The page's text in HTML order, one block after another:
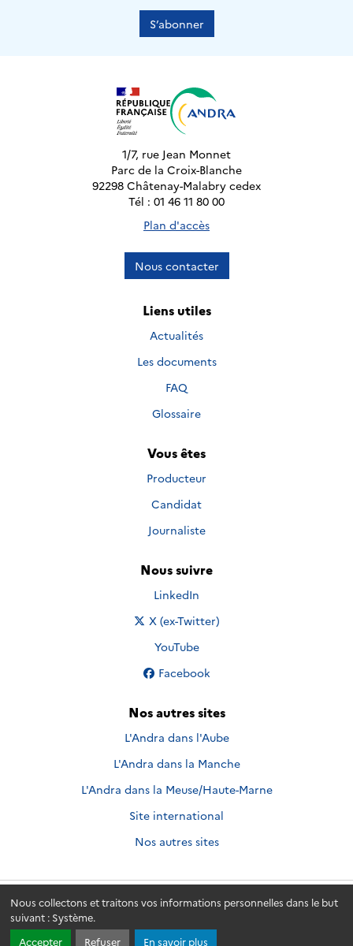
Nous collectons et traitons vos informations personnelles dans le but
suivant : Système.
Accepter
Refuser En savoir plus
S’abonner
1/7, rue Jean Monnet
Parc de la Croix-Blanche
92298 Châtenay-Malabry cedex
Tél : 01 46 11 80 00
Plan d'accès
Nous contacter
Liens utiles
Actualités
Les documents
FAQ
Glossaire
Vous êtes
Producteur
Candidat
Journaliste
Nous suivre
Nous suivre sur
LinkedIn
Nous suivre sur
X (ex-Twitter)
Nous suivre sur
YouTube
Nous suivre sur
Facebook
Nos autres sites
L'Andra dans l'Aube
L'Andra dans la Manche
L'Andra dans la Meuse/Haute-Marne
Site international
Nos autres sites
Andra.fr © 2026 - Andra. Tous droits réservés.